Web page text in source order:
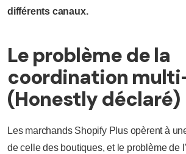
différents canaux.
Le problème de la
coordination
(Honestly déclaré)
Les marchands Shopify Plus opèrent à
de celle des boutiques, et le problème de